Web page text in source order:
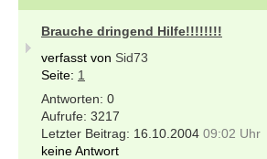
Brauche dringend Hilfe!!!!!!!!
verfasst von Sid73
Seite: 1
0
3217
16.10.2004 09:02 Uhr
keine Antwort